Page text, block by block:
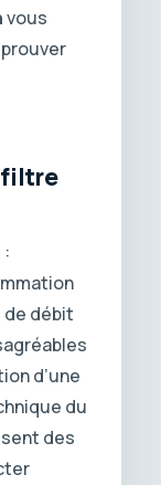
vous
filtre
de débit
d’une
du
des